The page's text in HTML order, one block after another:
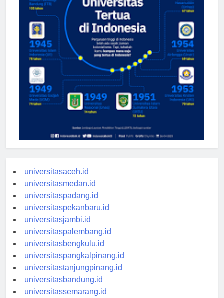
universitasaceh.id
universitasmedan.id
universitaspadang.id
universitaspekanbaru.id
universitasjambi.id
universitaspalembang.id
universitasbengkulu.id
universitaspangkalpinang.id
universitastanjungpinang.id
universitasbandung.id